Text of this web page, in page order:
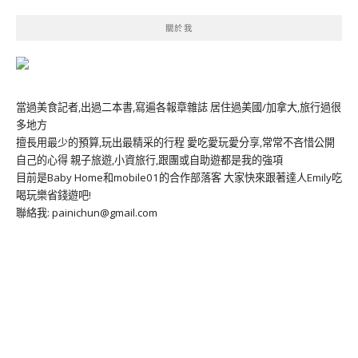
關於我
當過美食記者,出過二本書,寫遍各報章雜誌 居住過美國/加拿大,旅行過很
多地方
擅長用最少的預算,玩出最精采的行程 愛吃愛玩愛分享,常常不吝惜公開
自己的心得 親子旅遊,小資旅行,跟團或自助遊都是我的強項
目前是Baby Home和mobile01的合作部落客 大家快來跟著達人Emily吃
喝玩樂省錢遊吧!
聯絡我: painichun@gmail.com